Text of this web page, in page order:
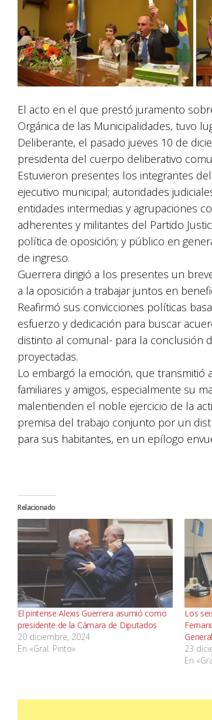
El acto en el que prestó juramento
Orgánica de las Municipalidades, tuvo
Deliberante, el pasado jueves 10 de
presidenta del cuerpo deliberativo
Estuvieron presentes los integrantes
ejecutivo municipal; autoridades
entidades intermedias y agrupaciones
adherentes y militantes del Partido
política de oposición; y público en
de ingreso.
Guerrera dirigió a los presentes un
a la oposición a trabajar juntos en
Reafirmó sus convicciones políticas
esfuerzo y dedicación para buscar
distinto al comunal- para la conclusión
proyectadas.
Lo embargó la emoción, que
familiares y amigos, especialmente su
malentienden el noble ejercicio de la
premisa del trabajo conjunto por un
para sus habitantes, en un epílogo
Relacionado
El pintense Alexis Guerrera asumió como
presidente de la Cámara de Diputados
20 diciembre, 2024
En «Gral. Pinto»
Los
23
En